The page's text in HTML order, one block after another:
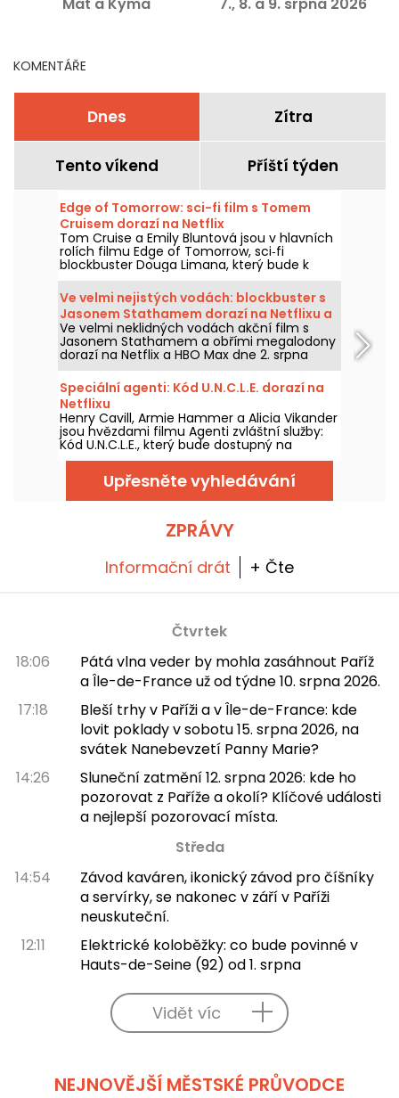
KOMENTÁŘE
Dnes Zítra
Tento víkend Příští týden
Edge of Tomorrow: sci-fi film s Tomem
Cruisem dorazí na Netflix
Tom Cruise a Emily Bluntová jsou v hlavních
rolích filmu Edge of Tomorrow, sci‑fi
blockbuster Douga Limana, který bude k
dispozici na Netflixu od 6. srpna 2026.
Ve velmi nejistých vodách: blockbuster s
Jasonem Stathamem dorazí na Netflixu a
HBO Max
Ve velmi neklidných vodách akční film s
Jasonem Stathamem a obřími megalodony
dorazí na Netflix a HBO Max dne 2. srpna
2026.
Speciální agenti: Kód U.N.C.L.E. dorazí na
Netflixu
Henry Cavill, Armie Hammer a Alicia Vikander
jsou hvězdami filmu Agenti zvláštní služby:
Kód U.N.C.L.E., který bude dostupný na
Netflixu od 6. srpna 2026.
Upřesněte vyhledávání
ZPRÁVY
Informační drát + Čte
Čtvrtek
18:06
Pátá vlna veder by mohla zasáhnout Paříž
a Île-de-France už od týdne 10. srpna 2026.
17:18
Bleší trhy v Paříži a v Île-de-France: kde
lovit poklady v sobotu 15. srpna 2026, na
svátek Nanebevzetí Panny Marie?
14:26
Sluneční zatmění 12. srpna 2026: kde ho
pozorovat z Paříže a okolí? Klíčové události
a nejlepší pozorovací místa.
Středa
14:54
Závod kaváren, ikonický závod pro číšníky
a servírky, se nakonec v září v Paříži
neuskuteční.
12:11
Elektrické koloběžky: co bude povinné v
Hauts-de-Seine (92) od 1. srpna
Vidět víc
NEJNOVĚJŠÍ MĚSTSKÉ PRŮVODCE